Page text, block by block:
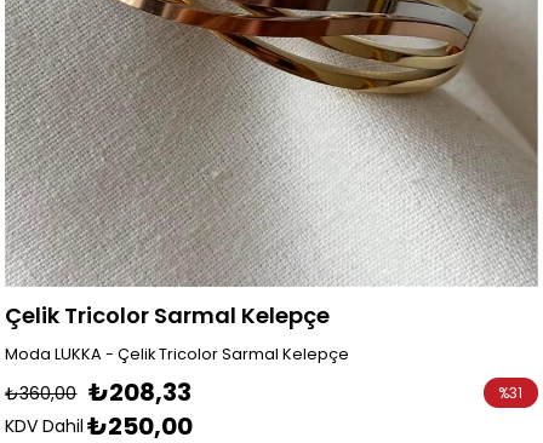
Çelik Tricolor Sarmal Kelepçe
Moda LUKKA - Çelik Tricolor Sarmal Kelepçe
₺360,00 ₺208,33
KDV Dahil ₺250,00
%31